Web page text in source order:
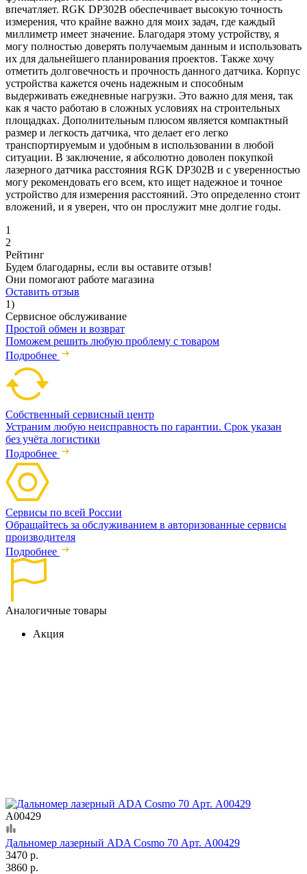
впечатляет. RGK DP302B обеспечивает высокую точность
измерения, что крайне важно для моих задач, где каждый
миллиметр имеет значение. Благодаря этому устройству, я
могу полностью доверять получаемым данным и использовать
их для дальнейшего планирования проектов. Также хочу
отметить долговечность и прочность данного датчика. Корпус
устройства кажется очень надежным и способным
выдерживать ежедневные нагрузки. Это важно для меня, так
как я часто работаю в сложных условиях на строительных
площадках. Дополнительным плюсом является компактный
размер и легкость датчика, что делает его легко
транспортируемым и удобным в использовании в любой
ситуации. В заключение, я абсолютно доволен покупкой
лазерного датчика расстояния RGK DP302B и с уверенностью
могу рекомендовать его всем, кто ищет надежное и точное
устройство для измерения расстояний. Это определенно стоит
вложений, и я уверен, что он прослужит мне долгие годы.
1
2
Рейтинг
Будем благодарны, если вы оставите отзыв!
Они помогают работе магазина
Оставить отзыв
1)
Сервисное обслуживание
Простой обмен и возврат
Поможем решить любую проблему с товаром
Подробнее
Собственный сервисный центр
Устраним любую неисправность по гарантии. Срок указан
без учёта логистики
Подробнее
Сервисы по всей России
Обращайтесь за обслуживанием в авторизованные сервисы
производителя
Подробнее
Аналогичные товары
Акция
А00429
Дальномер лазерный ADA Cosmo 70 Арт. А00429
3470 р.
3860 р.